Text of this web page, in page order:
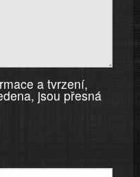
a tvrzení,
jsou přesná